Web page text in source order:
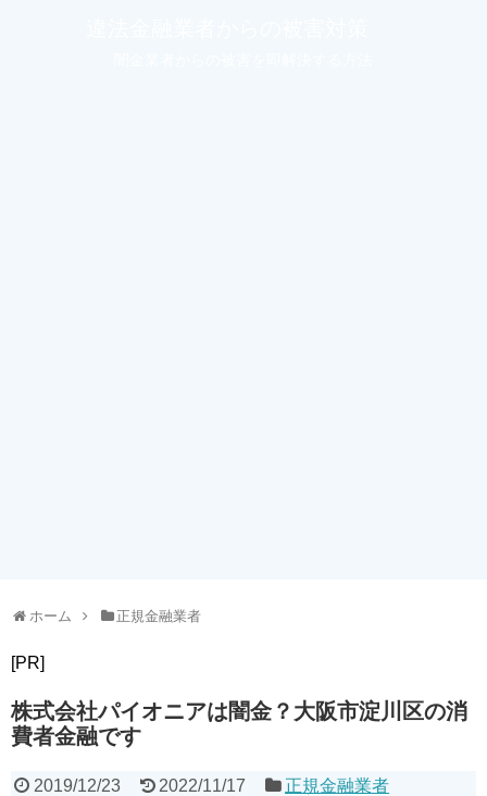
ホーム 正規金融業者
[PR]
株式会社パイオニアは闇金？大阪市淀川区の消
費者金融です
2019/12/23 2022/11/17 正規金融業者